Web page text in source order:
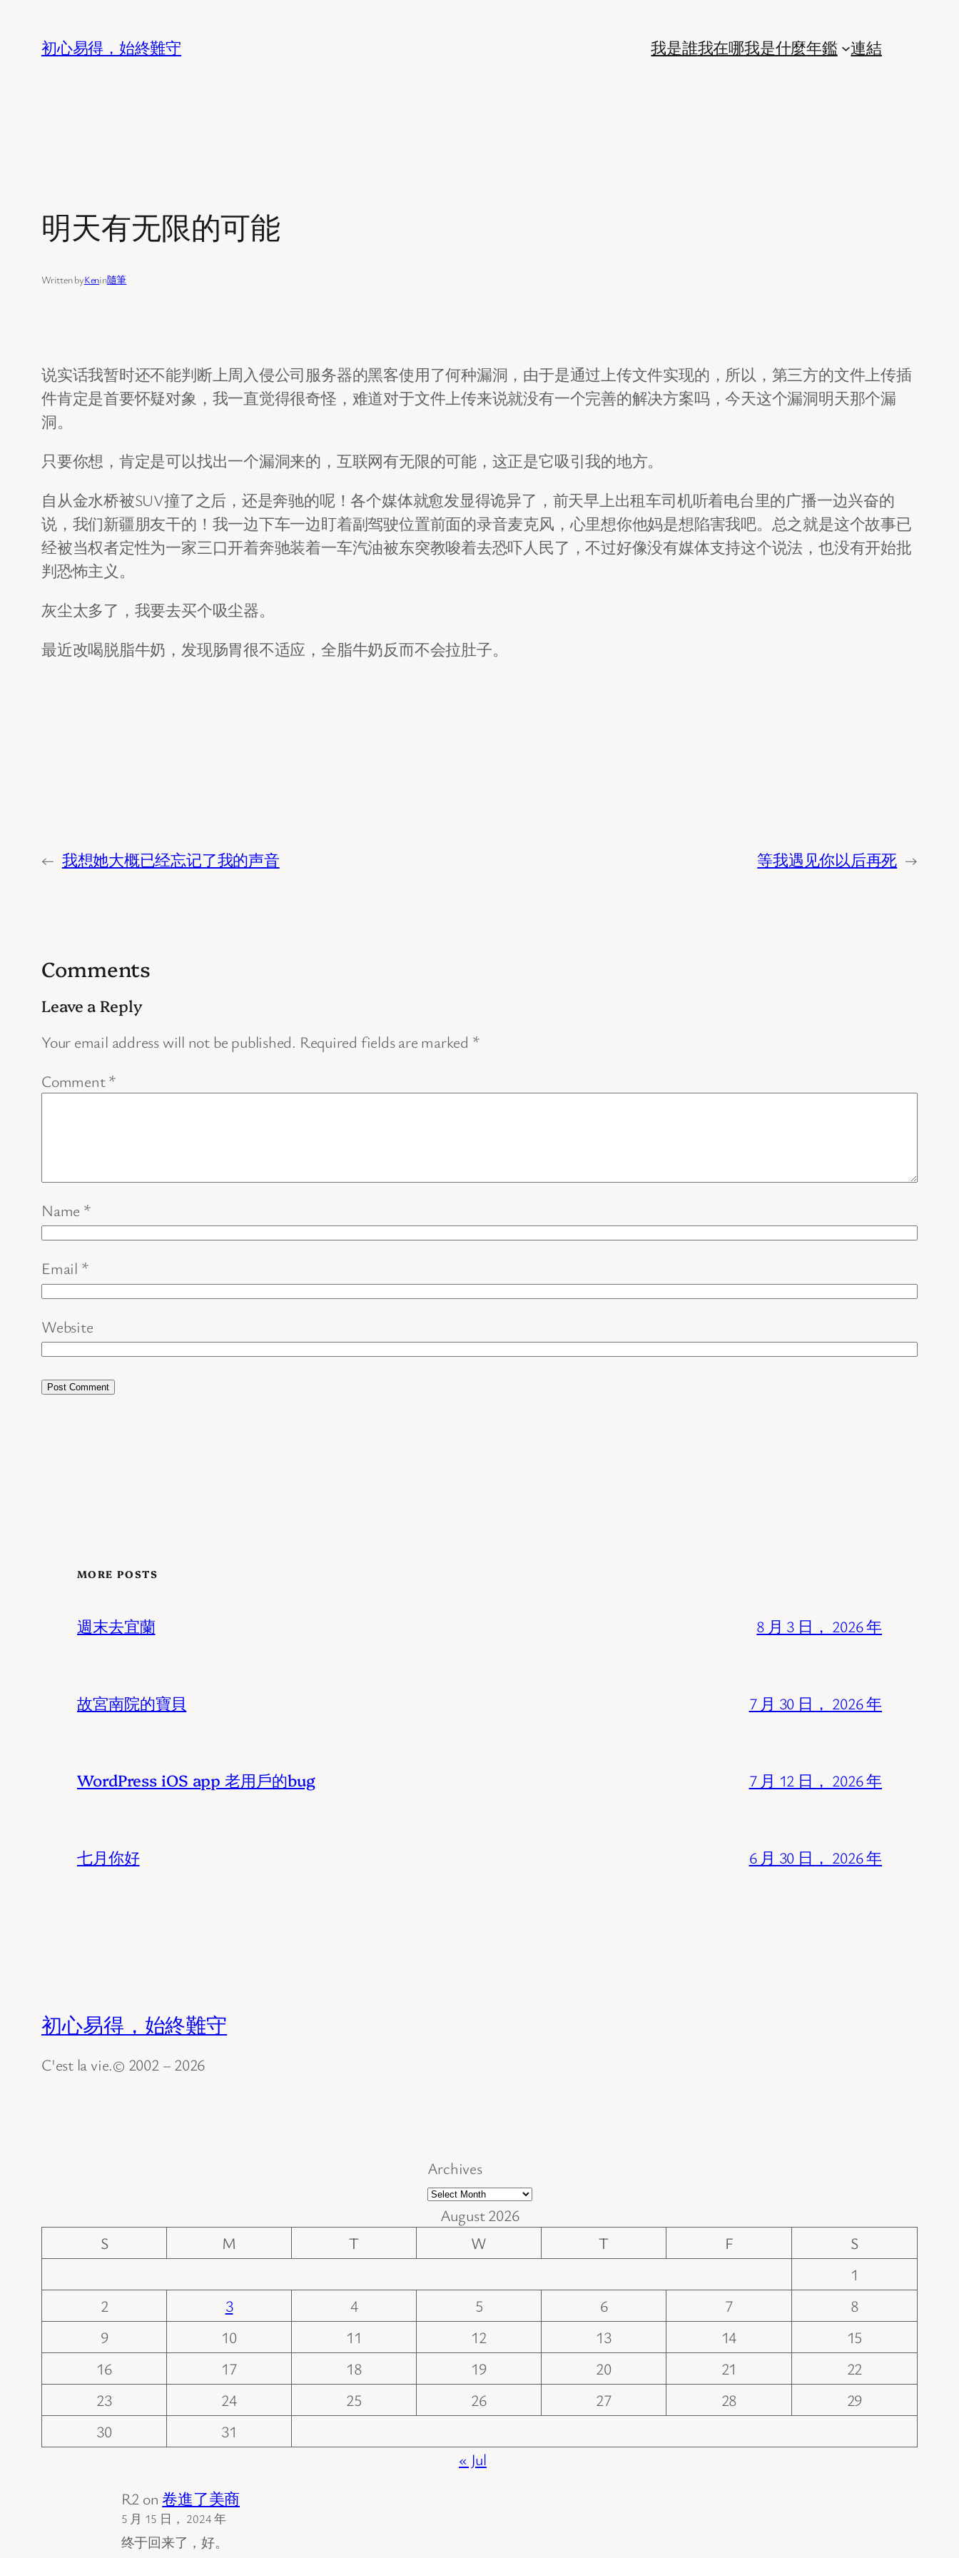
初心易得，始終難守 我是誰我在哪我是什麼年鑑 連結
明天有无限的可能
Written byKenin隨筆
说实话我暂时还不能判断上周入侵公司服务器的黑客使用了何种漏洞，由于是通过上传文件实现的，所以，第三方的文件上传插
件肯定是首要怀疑对象，我一直觉得很奇怪，难道对于文件上传来说就没有一个完善的解决方案吗，今天这个漏洞明天那个漏
洞。
只要你想，肯定是可以找出一个漏洞来的，互联网有无限的可能，这正是它吸引我的地方。
自从金水桥被SUV撞了之后，还是奔驰的呢！各个媒体就愈发显得诡异了，前天早上出租车司机听着电台里的广播一边兴奋的
说，我们新疆朋友干的！我一边下车一边盯着副驾驶位置前面的录音麦克风，心里想你他妈是想陷害我吧。总之就是这个故事已
经被当权者定性为一家三口开着奔驰装着一车汽油被东突教唆着去恐吓人民了，不过好像没有媒体支持这个说法，也没有开始批
判恐怖主义。
灰尘太多了，我要去买个吸尘器。
最近改喝脱脂牛奶，发现肠胃很不适应，全脂牛奶反而不会拉肚子。
← 我想她大概已经忘记了我的声音 等我遇见你以后再死 →
Comments
Leave a Reply
Your email address will not be published. Required fields are marked *
Comment*
Name *
Email *
Website
MORE POSTS
週末去宜蘭 8 月 3 日， 2026 年
故宮南院的寶貝 7 月 30 日， 2026 年
WordPress iOS app 老用戶的bug 7 月 12 日， 2026 年
七月你好 6 月 30 日， 2026 年
初心易得，始終難守
C'est la vie.© 2002 – 2026
Archives
August 2026
S
M T W T F
S
1
2
3 4 5 6 7
8
9
10 11 12 13 14
15
16
17 18 19 20 21
22
23
24 25 26 27 28
29
30
31
« Jul
R2 on 卷進了美商
5 月 15 日， 2024 年
终于回来了，好。